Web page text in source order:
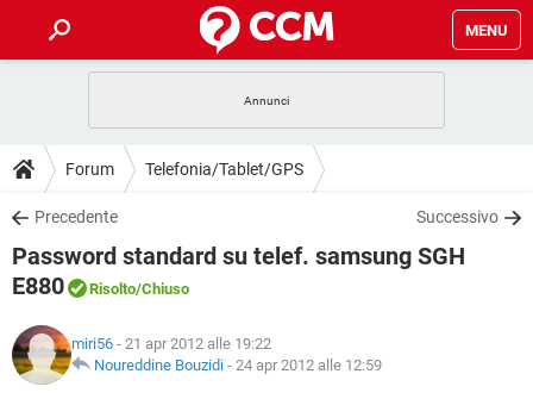
MENU
INTRATTENIMENTO ANDROID
iOS
INSTAGRAM WHATSAPP
TIKTOK
HARDWARE
GUIDE
COVID-19 GAMING
iOS
TIKTOK FACEBOOK
DOWNLOAD
COVID-19 GAMING
INTRATTENIMENTO
iOS
INSTAGRAM
FORUM
INTRATTENIMENTO ANDROID
GLOSSARIO
COVID-19
Forum Telefonia/Tablet/GPS
Precedente Successivo
Password standard su telef. samsung SGH
E880
Risolto/Chiuso
miri56 - 21 apr 2012 alle 19:22
Noureddine Bouzidi - 24 apr 2012 alle 12:59